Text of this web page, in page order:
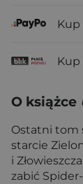
Kup
Kup
O książce
Ostatni tom
starcie
i
zabić